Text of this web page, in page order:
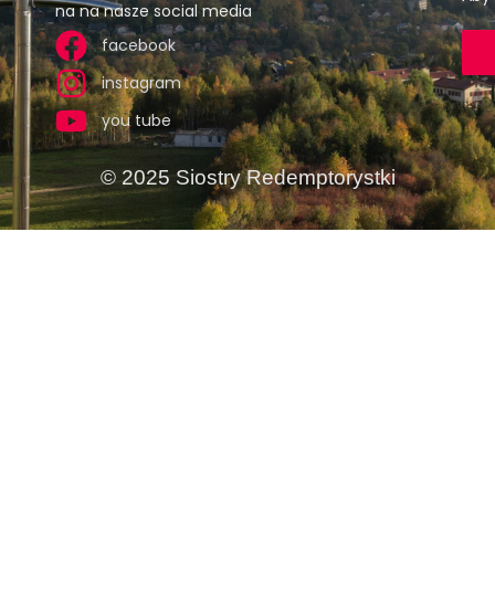
na na nasze social media
facebook
instagram
you tube
© 2025 Siostry Redemptorystki